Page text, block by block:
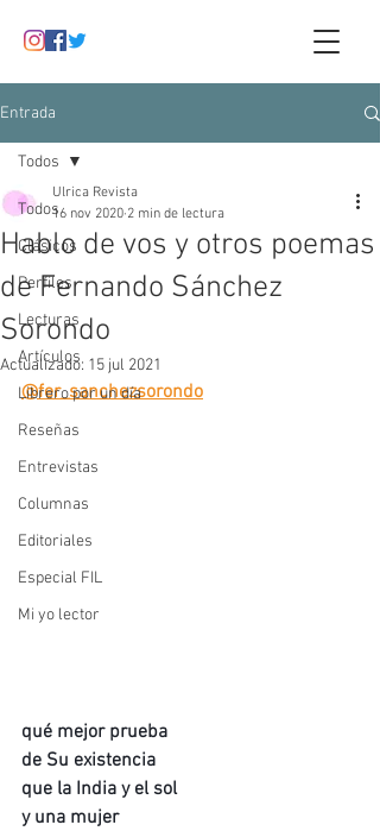
Entrada
Todos
Clásicos
Perfiles
Lecturas
Artículos
Librero por un día
Reseñas
Entrevistas
Columnas
Editoriales
Especial FIL
Mi yo lector
Todos
Hablo de vos y otros poemas
de Fernando Sánchez
Sorondo
Ulrica Revista
16 nov 2020 2 min de lectura
Actualizado: 15 jul 2021
@fer_sanchezsorondo
qué mejor prueba
de Su existencia
que la India y el sol
y una mujer